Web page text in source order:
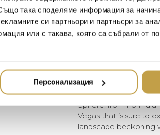
така споделяме информация за
си партньори и партньори за
или с такава, която са събрали от
Персонализация
main draw for visitors,
star chefs, luxury
deal. What started as
efforts of dreamers
possible, be it a
moment wedding.
Las Vegas Magic
metropolis. A
Sphere, from
Vegas that is sure to
landscape beckoning